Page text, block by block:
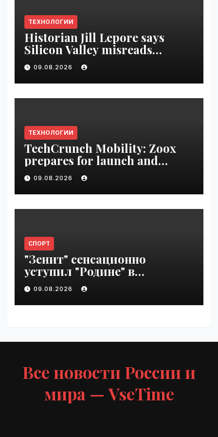
ТЕХНОЛОГИИ
Historian Jill Lepore says
Silicon Valley misreads
science fiction and
undermines democracy |
VseTime.ru
09.08.2026
ТЕХНОЛОГИИ
TechCrunch Mobility: Zoox
prepares for launch and
Uber’s AV empire | VseTime.ru
09.08.2026
СПОРТ
"Зенит" сенсационно
уступил "Родине" в
Петербурге | VseTime.ru
09.08.2026
Все новости России и
мира — VseTime